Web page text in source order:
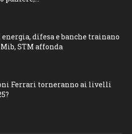
energia, difesa e banche trainano
STM affonda
Ferrari torneranno ai livelli